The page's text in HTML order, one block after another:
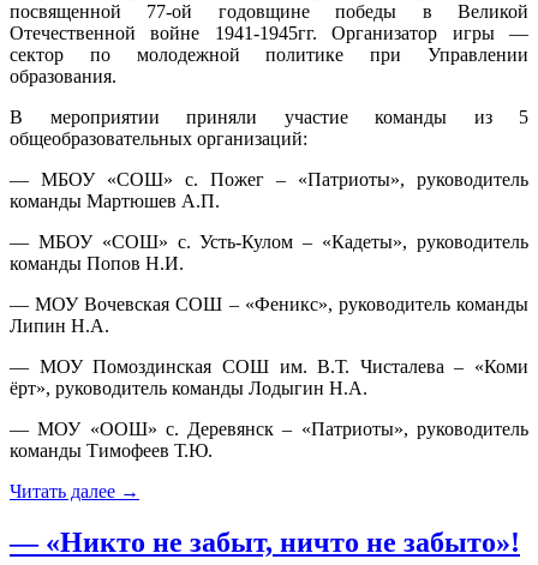
посвященной 77-ой годовщине победы в Великой
Отечественной войне 1941-1945гг. Организатор игры —
сектор по молодежной политике при Управлении
образования.
В мероприятии приняли участие команды из 5
общеобразовательных организаций:
— МБОУ «СОШ» с. Пожег – «Патриоты», руководитель
команды Мартюшев А.П.
— МБОУ «СОШ» с. Усть-Кулом – «Кадеты», руководитель
команды Попов Н.И.
— МОУ Вочевская СОШ – «Феникс», руководитель команды
Липин Н.А.
— МОУ Помоздинская СОШ им. В.Т. Чисталева – «Коми
ёрт», руководитель команды Лодыгин Н.А.
— МОУ «ООШ» с. Деревянск – «Патриоты», руководитель
команды Тимофеев Т.Ю.
Читать далее →
— «Никто не забыт, ничто не забыто»!